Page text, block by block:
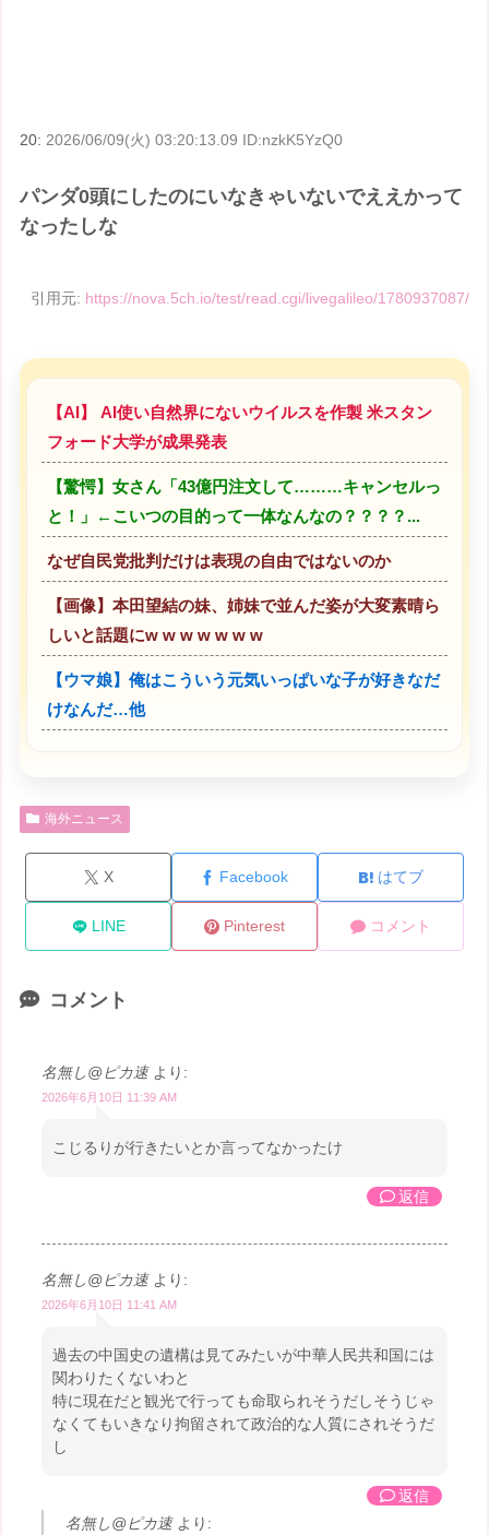
20:2026/06/09(火) 03:20:13.09 ID:nzkK5YzQ0
パンダ0頭にしたのにいなきゃいないでええかって
なったしな
引用元: https://nova.5ch.io/test/read.cgi/livegalileo/1780937087/
【AI】 AI使い自然界にないウイルスを作製 米スタン
フォード大学が成果発表
【驚愕】女さん「43億円注文して………キャンセルっ
と！」←こいつの目的って一体なんなの？？？？...
なぜ自民党批判だけは表現の自由ではないのか
【画像】本田望結の妹、姉妹で並んだ姿が大変素晴ら
しいと話題にw w w w w w w
【ウマ娘】俺はこういう元気いっぱいな子が好きなだ
けなんだ…他
海外ニュース
X Facebook はてブ
LINE Pinterest コメント
コメント
名無し@ピカ速 より:
2026年6月10日 11:39 AM
こじるりが行きたいとか言ってなかったけ
返信
名無し@ピカ速 より:
2026年6月10日 11:41 AM
過去の中国史の遺構は見てみたいが中華人民共和国には
関わりたくないわと
特に現在だと観光で行っても命取られそうだしそうじゃ
なくてもいきなり拘留されて政治的な人質にされそうだ
し
返信
名無し@ピカ速 より: